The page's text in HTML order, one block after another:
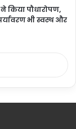
किया पौधारोपण,
भी स्वस्थ और